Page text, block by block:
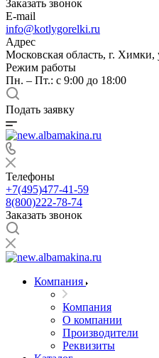
Заказать звонок
E-mail
info@kotlygorelki.ru
Адрес
Московская область, г.
Режим работы
Пн. – Пт.: с 9:00 до 18:00
Подать заявку
Телефоны
+7(495)477-41-59
8(800)222-78-74
Заказать звонок
Компания
Компания
О компании
Производители
Реквизиты